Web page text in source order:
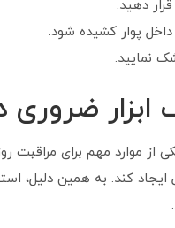
دهید.
پوار کشیده شود.
نمایید.
ابزار
از موارد مهم برای مراقبت
کند. به همین دلیل،